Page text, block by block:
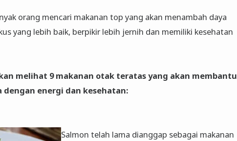
orang mencari makanan top yang akan menambah daya
yang lebih baik, berpikir lebih jernih dan memiliki kesehatan
melihat 9 makanan otak teratas yang akan membantu
energi dan kesehatan:
Salmon telah lama dianggap sebagai makanan